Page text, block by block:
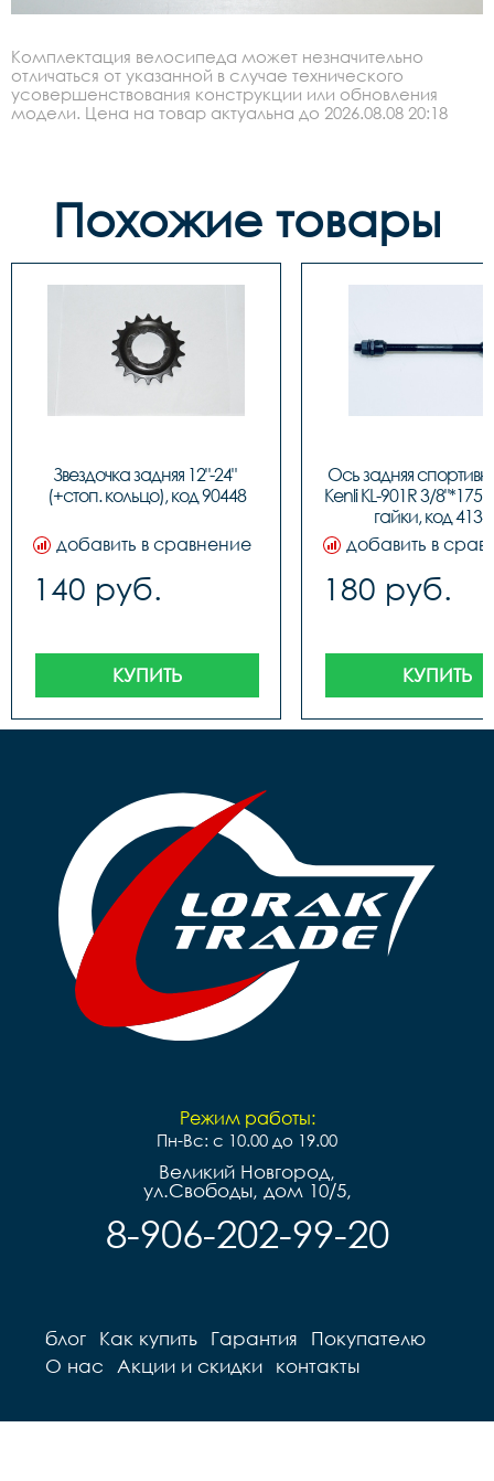
Комплектация велосипеда может незначительно
отличаться от указанной в случае технического
усовершенствования конструкции или обновления
модели. Цена на товар актуальна до 2026.08.08 20:18
Похожие товары
Звездочка задняя 12"-24"
(+стоп. кольцо), код 90448
добавить в сравнение
140 руб.
КУПИТЬ
Ось задняя
Kenli KL-901R 3/
гайки, код
добавить в
180 руб.
КУПИТЬ
Режим работы:
Пн-Вс: с 10.00 до 19.00
Великий Новгород,
ул.Свободы, дом 10/5,
8-906-202-99-20
блог Как купить Гарантия
Покупателю
О нас
Акции и скидки контакты